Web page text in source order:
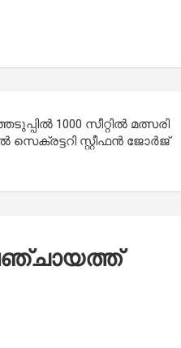
1000 സീ​റ്റി​ൽ മ​ത്സ​രി​
സെ​ക്ര​ട്ട​റി സ്റ്റീ​ഫ​ന്‍ ജോ​ര്‍​ജ്
പഞ്ചായത്ത്